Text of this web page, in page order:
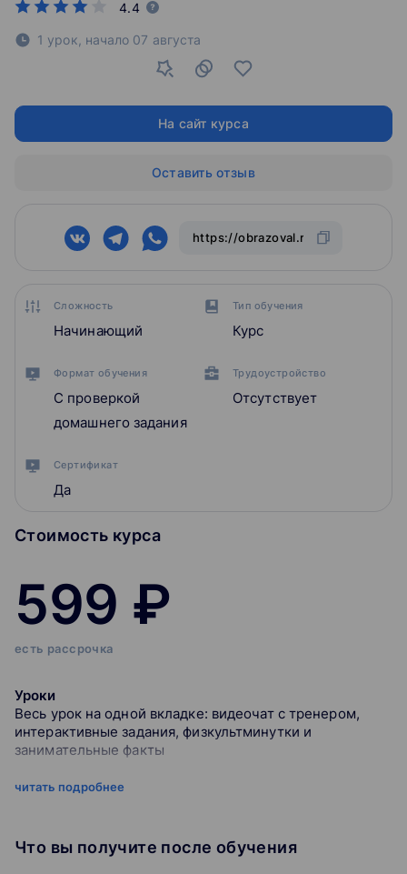
Сложность
Начинающий
Тип обучения
Курс
Формат обучения
С проверкой
домашнего задания
Трудоустройство
Отсутствует
Сертификат
Да
Стоимость курса
599 ₽
есть рассрочка
Уроки
Весь урок на одной вкладке: видеочат с тренером,
интерактивные задания, физкультминутки и
занимательные факты
Показываем секреты игры и учим побеждать
Платформа
читать подробнее
Что вы получите после обучения
4.4
1 урок, начало 07 августа
На сайт курса
Оставить отзыв